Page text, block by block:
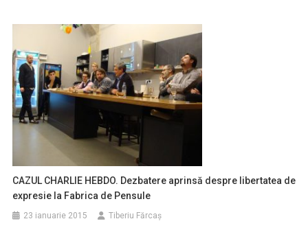
CAZUL CHARLIE HEBDO. Dezbatere aprinsă despre libertatea de
expresie la Fabrica de Pensule
23 ianuarie 2015 Tiberiu Fărcaş